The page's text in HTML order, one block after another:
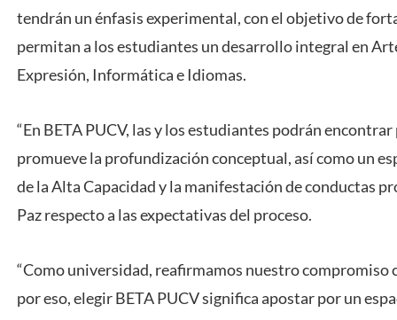
tendrán un énfasis experimental, con el objetivo de
permitan a los estudiantes un desarrollo integral en
Expresión, Informática e Idiomas.
“En BETA PUCV, las y los estudiantes podrán
promueve la profundización conceptual, así como un
de la Alta Capacidad y la manifestación de conductas
Paz respecto a las expectativas del proceso.
“Como universidad, reafirmamos nuestro compromiso
por eso, elegir BETA PUCV significa apostar por un